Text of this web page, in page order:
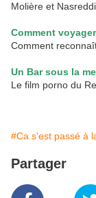
Molière et
Comment
Comment
Un Bar sous la
Le film porno du
#Ca s'est passé à
Partager